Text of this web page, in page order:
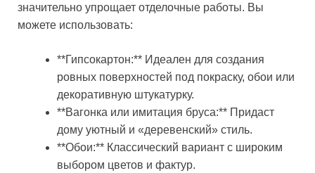
значительно упрощает отделочные работы. Вы
можете использовать:
**Гипсокартон:** Идеален для создания
ровных поверхностей под покраску, обои или
декоративную штукатурку.
**Вагонка или имитация бруса:** Придаст
дому уютный и «деревенский» стиль.
**Обои:** Классический вариант с широким
выбором цветов и фактур.